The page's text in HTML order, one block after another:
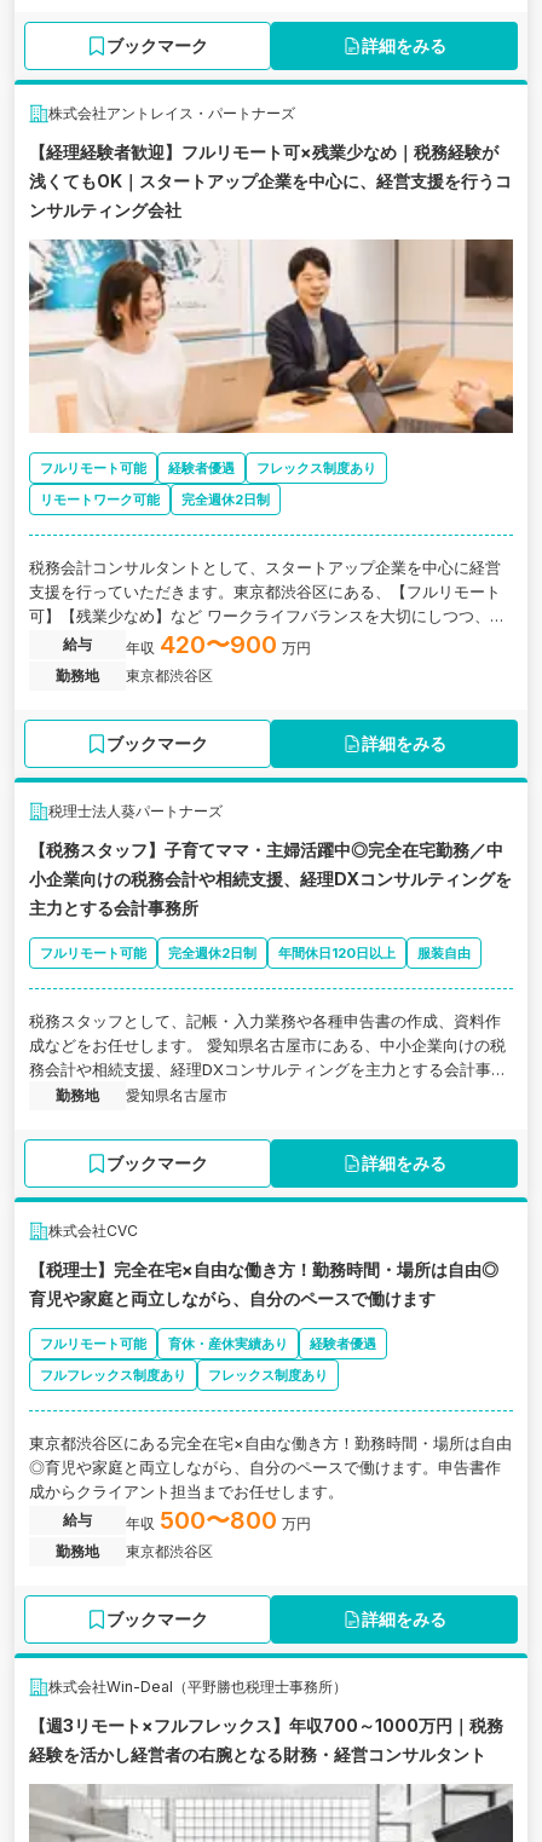
ブックマーク 詳細をみる
株式会社アントレイス・パートナーズ
【経理経験者歓迎】フルリモート可×残業少なめ｜税務経験が
浅くてもOK｜スタートアップ企業を中心に、経営支援を行うコ
ンサルティング会社
フルリモート可能 経験者優遇
フレックス制度あり
リモートワーク可能
完全週休2日制
税務会計コンサルタントとして、スタートアップ企業を中心に経営
支援を行っていただきます。東京都渋谷区にある、【フルリモート
可】【残業少なめ】など ワークライフバランスを大切にしつつ、キ
ャリアアップが可能な求人です。
給与 年収 420〜900 万円
勤務地
東京都渋谷区
ブックマーク 詳細をみる
税理士法人葵パートナーズ
【税務スタッフ】子育てママ・主婦活躍中◎完全在宅勤務／中
小企業向けの税務会計や相続支援、経理DXコンサルティングを
主力とする会計事務所
フルリモート可能 完全週休2日制 年間休日120日以上 服装自由
税務スタッフとして、記帳・入力業務や各種申告書の作成、資料作
成などをお任せします。 愛知県名古屋市にある、中小企業向けの税
務会計や相続支援、経理DXコンサルティングを主力とする会計事務
所の求人です。
勤務地 愛知県名古屋市
ブックマーク 詳細をみる
株式会社CVC
【税理士】完全在宅×自由な働き方！勤務時間・場所は自由◎
育児や家庭と両立しながら、自分のペースで働けます
フルリモート可能 育休・産休実績あり
経験者優遇
フルフレックス制度あり
フレックス制度あり
東京都渋谷区にある完全在宅×自由な働き方！勤務時間・場所は自由
◎育児や家庭と両立しながら、自分のペースで働けます。申告書作
成からクライアント担当までお任せします。
給与 年収 500〜800 万円
勤務地
東京都渋谷区
ブックマーク 詳細をみる
株式会社Win-Deal（平野勝也税理士事務所）
【週3リモート×フルフレックス】年収700～1000万円｜税務
経験を活かし経営者の右腕となる財務・経営コンサルタント